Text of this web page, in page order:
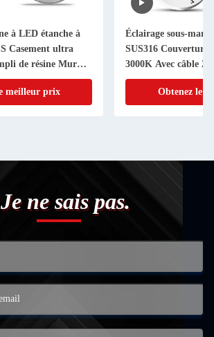
à LED étanche à
Casement ultra
de résine Mur
25W DC AC12V
meilleur prix
Éclairage sous-
SUS316 Couverture
3000K Avec câble
Obtenez le
ne sais pas.